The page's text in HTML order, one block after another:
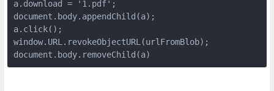
a.download = '1.pdf';
document.body.appendChild(a);
a.click();
window.URL.revokeObjectURL(urlFromBlob);
document.body.removeChild(a)